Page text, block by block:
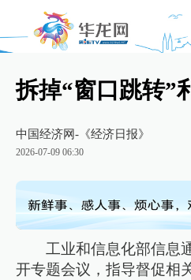
拆掉“窗口跳转”
中国经济网-《经济日报》
2026-07-09 06:30
工业和信息化部信息
开专题会议，指导督促相